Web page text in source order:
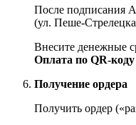
После подписания
(ул. Пеше-
Внесите денежные
Оплата по QR-коду
Получение ордера
Получить ордер